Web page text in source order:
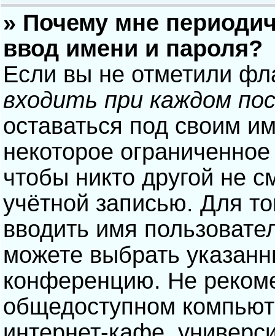
» Почему мне
ввод имени и пароля?
Если вы не отметили
входить при каждом
оставаться под своим
некоторое
чтобы никто другой не
учётной записью. Для
вводить имя
можете выбрать
конференцию. Не
общедоступном